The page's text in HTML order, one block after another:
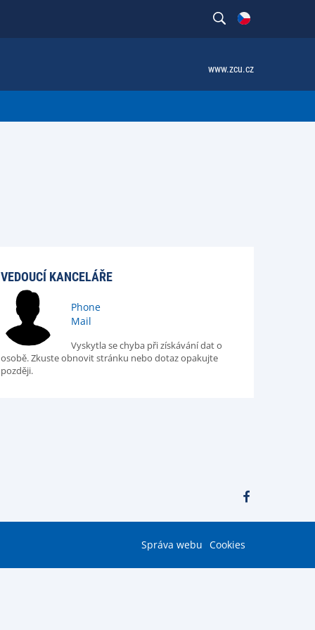
www.zcu.cz
VEDOUCÍ KANCELÁŘE
Phone
Mail
Vyskytla se chyba při získávání dat o
osobě. Zkuste obnovit stránku nebo dotaz opakujte
později.
Správa webu Cookies